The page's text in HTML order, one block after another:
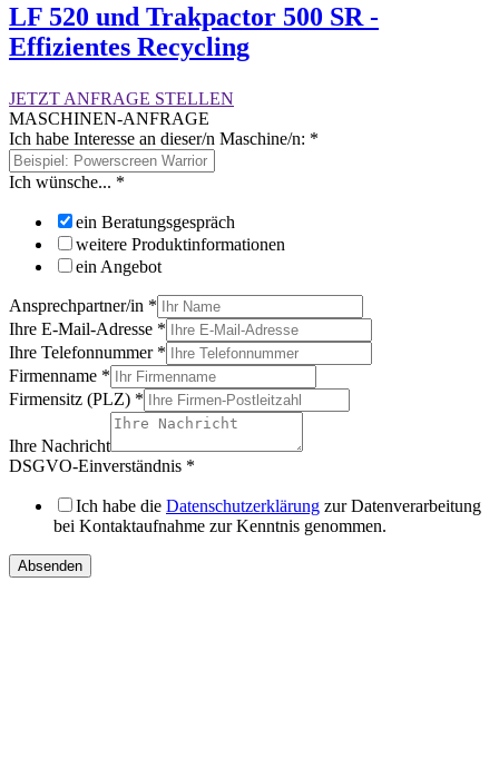
LF 520 und Trakpactor 500 SR -
Effizientes Recycling
JETZT ANFRAGE STELLEN
MASCHINEN-ANFRAGE
Ich habe Interesse an dieser/n Maschine/n: *
Ich wünsche... *
ein Beratungsgespräch
weitere Produktinformationen
ein Angebot
Ansprechpartner/in *
Ihre E-Mail-Adresse *
Ihre Telefonnummer *
Firmenname *
Firmensitz (PLZ) *
Ihre Nachricht
DSGVO-Einverständnis *
Ich habe die Datenschutzerklärung zur Datenverarbeitung
bei Kontaktaufnahme zur Kenntnis genommen.
Absenden